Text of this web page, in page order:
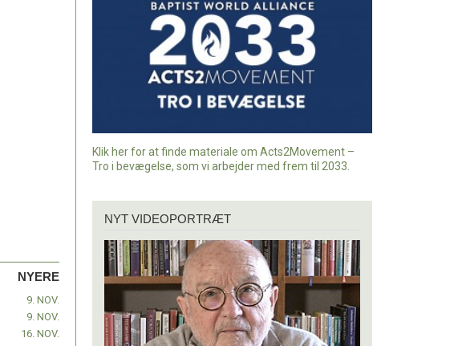
NYERE
9. NOV.
9. NOV.
16. NOV.
Klik her for at finde materiale om Acts2Movement –
Tro i bevægelse, som vi arbejder med frem til 2033.
videoportræt
NYT VIDEOPORTRÆT